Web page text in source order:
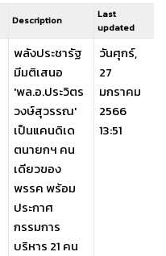
Description
Last
updated
พลังประชารัฐ
มีมติเสนอ
'พล.อ.ประวิตร
วงษ์สุวรรณ'
เป็นแคนดิเด
ตนายกฯ คน
เดียวของ
พรรค พร้อม
ประกาศ
กรรมการ
บริหาร 21 คน
วันศุกร์,
27
มกราคม
2566
13:51